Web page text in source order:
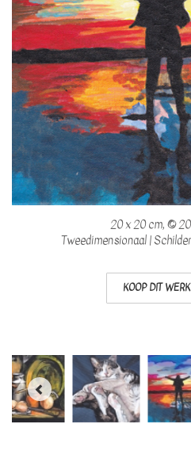
20 x 20 cm, ©
Tweedimensionaal |
KOOP DIT